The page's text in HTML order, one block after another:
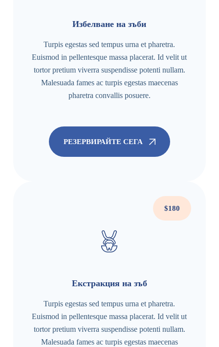
Избелване на зъби
Turpis egestas sed tempus urna et pharetra.
Euismod in pellentesque massa placerat. Id velit ut
tortor pretium viverra suspendisse potenti nullam.
Malesuada fames ac turpis egestas maecenas
pharetra convallis posuere.
РЕЗЕРВИРАЙТЕ СЕГА
$180
Екстракция на зъб
Turpis egestas sed tempus urna et pharetra.
Euismod in pellentesque massa placerat. Id velit ut
tortor pretium viverra suspendisse potenti nullam.
Malesuada fames ac turpis egestas maecenas